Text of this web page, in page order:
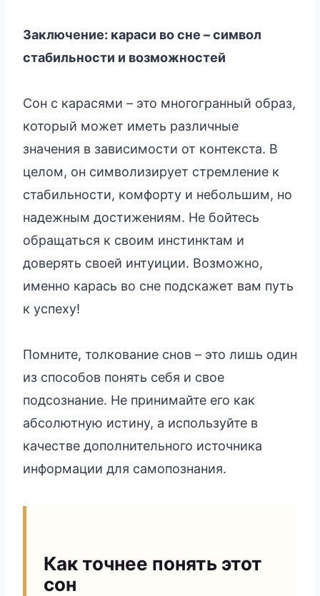
Заключение: караси во сне – символ
стабильности и возможностей
Сон с карасями – это многогранный образ,
который может иметь различные
значения в зависимости от контекста. В
целом, он символизирует стремление к
стабильности, комфорту и небольшим, но
надежным достижениям. Не бойтесь
обращаться к своим инстинктам и
доверять своей интуиции. Возможно,
именно карась во сне подскажет вам путь
к успеху!
Помните, толкование снов – это лишь один
из способов понять себя и свое
подсознание. Не принимайте его как
абсолютную истину, а используйте в
качестве дополнительного источника
информации для самопознания.
Как точнее понять этот
сон